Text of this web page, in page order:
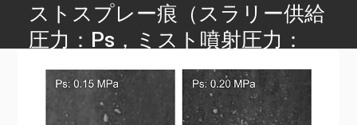
ストスプレー痕（スラリー供給
圧力：Ps，ミスト噴射圧力：
Pm = 0
써멀 나노입자 스프레이(Thermal Nanoparticle Spraying)의